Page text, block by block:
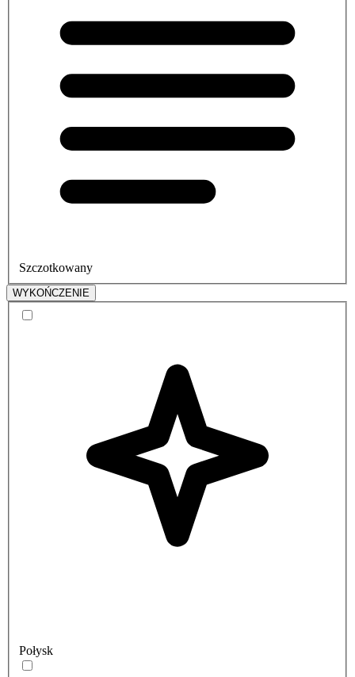
Szczotkowany
WYKOŃCZENIE
Połysk